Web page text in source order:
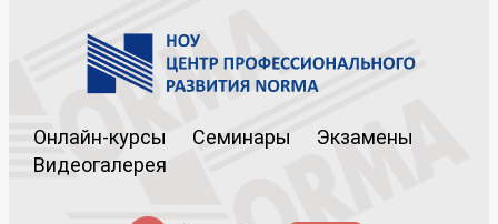
Онлайн-курсы Семинары
Экзамены
Видеогалерея